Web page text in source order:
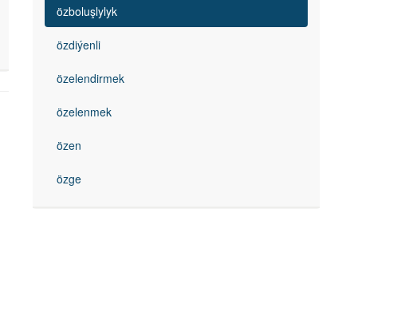
özboluşlylyk
özdiýenli
özelendirmek
özelenmek
özen
özge